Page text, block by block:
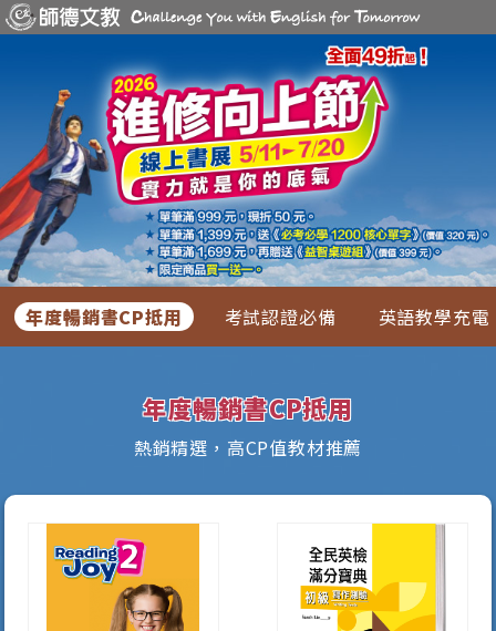
年度暢銷書CP抵用 考試認證必備 英語教學充電
年度暢銷書CP抵用
熱銷精選，高CP值教材推薦